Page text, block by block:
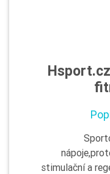
stimulační a